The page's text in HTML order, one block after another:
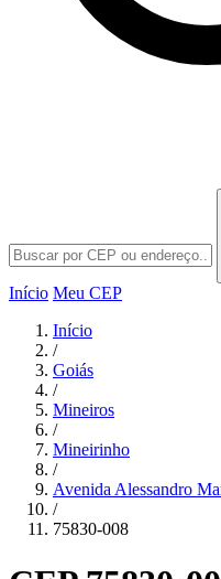
Início Meu CEP
Início
/
Goiás
/
Mineiros
/
Mineirinho
/
Avenida Alessandro
/
75830-008